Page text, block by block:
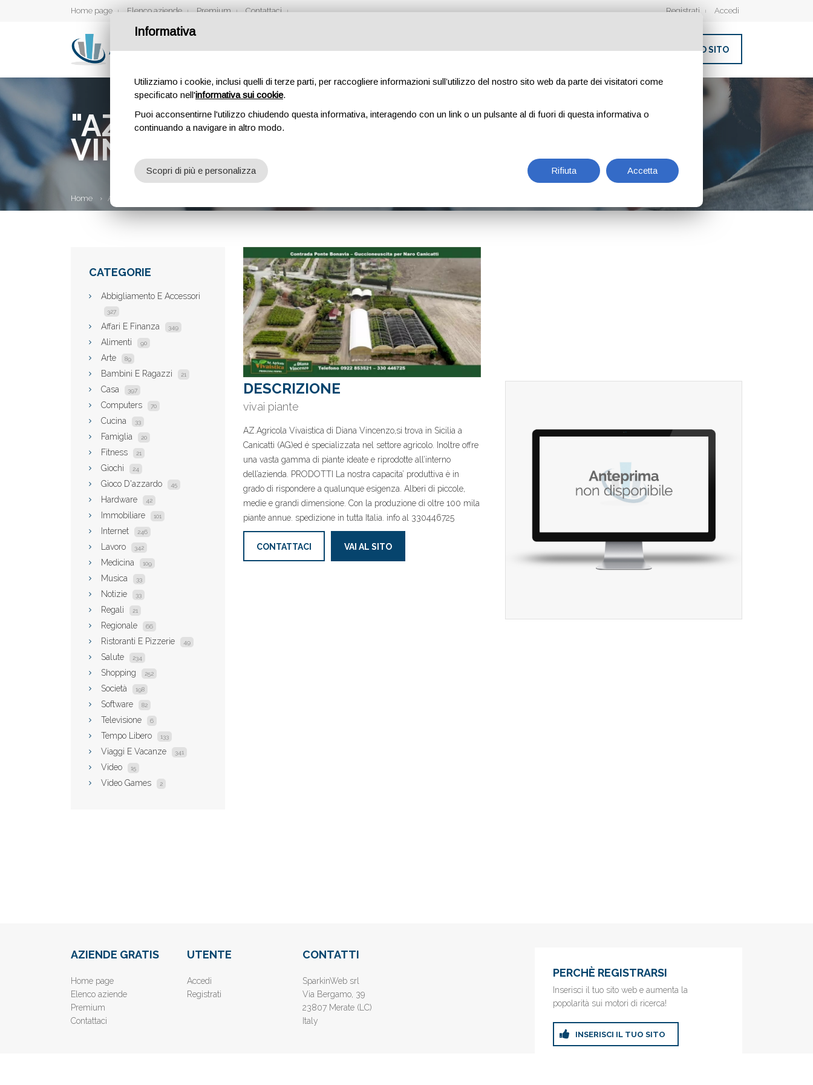
Home page Elenco aziende Premium Contattaci Registrati Accedi
INSERISCI IL TUO SITO
"AZ.AGRICOLA VIVAISTICA DI DIANA
VINCENZO"
Home Aziende
CATEGORIE
Abbigliamento E Accessori
327
Affari E Finanza 349
Alimenti 90
Arte 89
Bambini E Ragazzi 21
Casa 397
Computers 70
Cucina 33
Famiglia 20
Fitness 21
Giochi 24
Gioco D'azzardo 45
Hardware 42
Immobiliare 101
Internet 246
Lavoro 342
Medicina 109
Musica 33
Notizie 33
Regali 21
Regionale 66
Ristoranti E Pizzerie 49
Salute 234
Shopping 252
Società 198
Software 82
Televisione 6
Tempo Libero 133
Viaggi E Vacanze 341
Video 15
Video Games 2
DESCRIZIONE
vivai piante
AZ.Agricola Vivaistica di Diana Vincenzo,si trova in Sicilia a
Canicattì (AG)ed é specializzata nel settore agricolo. Inoltre offre
una vasta gamma di piante ideate e riprodotte all’interno
dell’azienda. PRODOTTI La nostra capacita’ produttiva è in
grado di rispondere a qualunque esigenza. Alberi di piccole,
medie e grandi dimensione. Con la produzione di oltre 100 mila
piante annue. spedizione in tutta Italia. info al 330446725
CONTATTACI VAI AL SITO
AZIENDE GRATIS
Home page
Elenco aziende
Premium
Contattaci
UTENTE
Accedi
Registrati
CONTATTI
SparkinWeb srl
Via Bergamo, 39
23807 Merate (LC)
Italy
PERCHÈ REGISTRARSI
Inserisci il tuo sito web e aumenta la
popolarità sui motori di ricerca!
INSERISCI IL TUO SITO
Informativa
Utilizziamo i cookie, inclusi quelli di terze parti, per raccogliere informazioni sull’utilizzo del nostro sito web da parte dei visitatori come
specificato nell'informativa sui cookie.
Puoi acconsentirne l'utilizzo chiudendo questa informativa, interagendo con un link o un pulsante al di fuori di questa informativa o
continuando a navigare in altro modo.
Rifiuta Accetta
Scopri di più e personalizza